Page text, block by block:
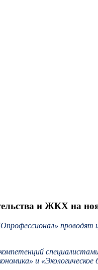
и ЖКХ на
проводят
компетенций
и «Экологическое